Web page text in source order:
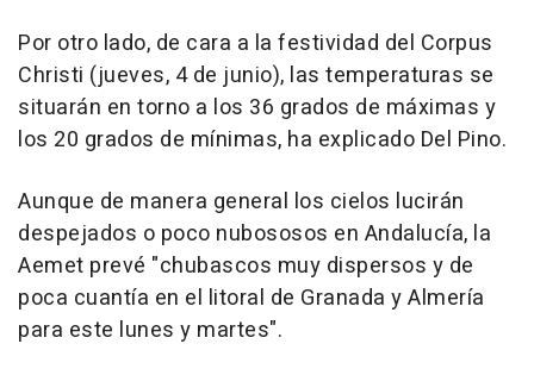
Por otro lado, de cara a la festividad del Corpus
Christi (jueves, 4 de junio), las temperaturas se
situarán en torno a los 36 grados de máximas y
los 20 grados de mínimas, ha explicado Del Pino.
Aunque de manera general los cielos lucirán
despejados o poco nubososos en Andalucía, la
Aemet prevé "chubascos muy dispersos y de
poca cuantía en el litoral de Granada y Almería
para este lunes y martes".